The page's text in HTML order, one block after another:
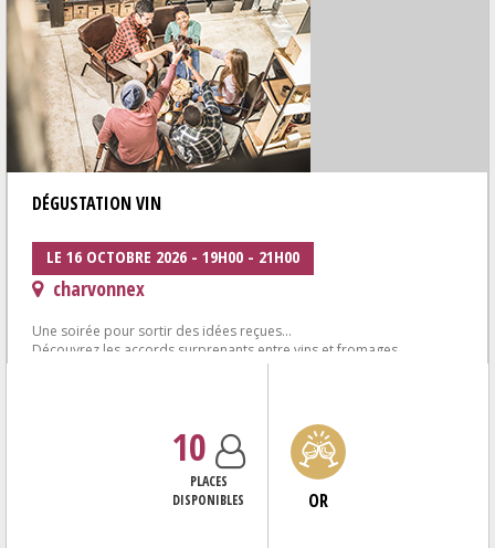
DÉGUSTATION VIN
LE 16 OCTOBRE 2026 - 19H00 - 21H00
charvonnex
Une soirée pour sortir des idées reçues...
Découvrez les accords surprenants entre vins et fromages
6 vins autour de fromages affinés de la...
10
PLACES
DISPONIBLES
OR